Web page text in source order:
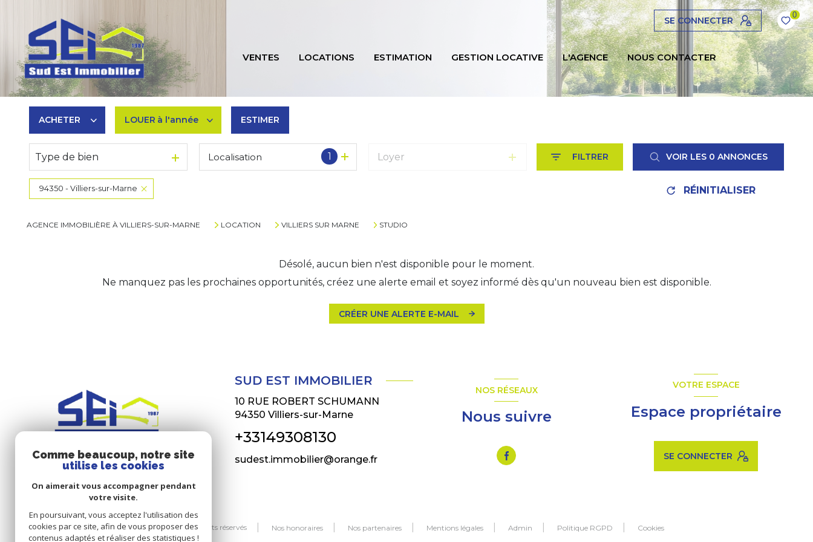
SE CONNECTER
0
VENTES LOCATIONS ESTIMATION GESTION LOCATIVE L'AGENCE NOUS CONTACTER
ACHETER
De l'ancien
De l'immo pro
LOUER à l'année
à l'année
De l'immo pro
ESTIMER
Type de bien 1
Localisation Loyer FILTRER VOIR LES 0 ANNONCES
94350 - Villiers-sur-Marne RÉINITIALISER
AGENCE IMMOBILIÈRE À VILLIERS-SUR-MARNE LOCATION VILLIERS SUR MARNE STUDIO
Désolé, aucun bien n'est disponible pour le moment.
Ne manquez pas les prochaines opportunités, créez une alerte email et soyez informé dès qu'un nouveau bien est disponible.
CRÉER UNE ALERTE E-MAIL
SUD EST IMMOBILIER
10 RUE ROBERT SCHUMANN
94350 Villiers-sur-Marne
+33149308130
sudest.immobilier@orange.fr
NOS RÉSEAUX
Nous suivre
VOTRE ESPACE
Espace propriétaire
SE CONNECTER
© 2026 | Tous droits réservés Nos honoraires Nos partenaires Mentions légales Admin Politique RGPD Cookies
Comme beaucoup, notre site
utilise les cookies
On aimerait vous accompagner pendant
votre visite.
En poursuivant, vous acceptez l'utilisation des
cookies par ce site, afin de vous proposer des
contenus adaptés et réaliser des statistiques !